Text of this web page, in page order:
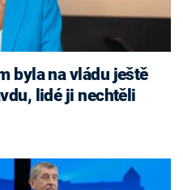
byla na vládu ještě
lidé ji nechtěli